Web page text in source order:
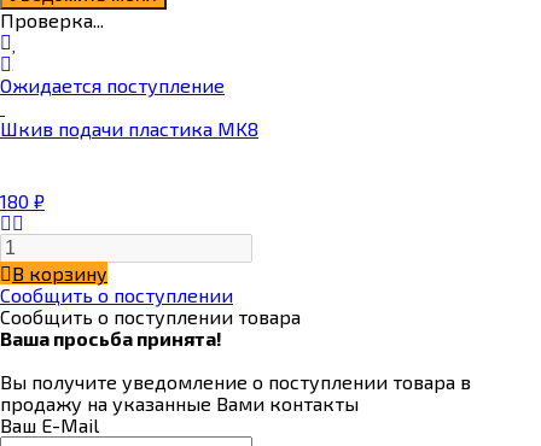
Проверка...
Ожидается поступление
Шкив подачи пластика MK8
180 ₽
В корзину
Сообщить о поступлении
Сообщить о поступлении товара
Ваша просьба принята!
Вы получите уведомление о поступлении товара в
продажу на указанные Вами контакты
Ваш E-Mail